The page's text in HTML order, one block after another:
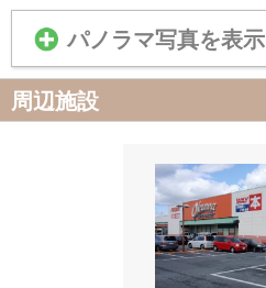
パノラマ写真を表示
周辺施設